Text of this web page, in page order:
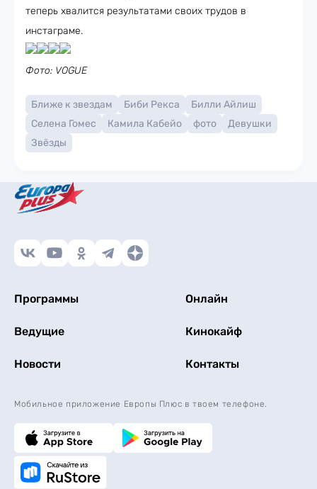
теперь хвалится результатами своих трудов в
инстаграме.
Фото: VOGUE
Ближе к звездам Биби Рекса
Билли Айлиш
Селена Гомес
Камила Кабейо фото
Девушки
Звёзды
Программы Онлайн
Ведущие Кинокайф
Новости Контакты
Мобильное приложение Европы Плюс в твоем телефоне.